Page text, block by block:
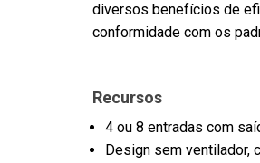
diversos benefícios de
conformidade com os
Recursos
4 ou 8 entradas com
Design sem ventilador,